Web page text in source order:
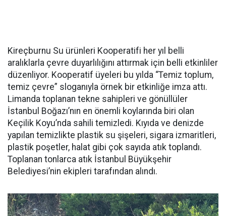
Kireçburnu Su ürünleri Kooperatifi her yıl belli
aralıklarla çevre duyarlılığını attırmak için belli etkinliler
düzenliyor. Kooperatif üyeleri bu yılda “Temiz toplum,
temiz çevre” sloganıyla örnek bir etkinliğe imza attı.
Limanda toplanan tekne sahipleri ve gönüllüler
İstanbul Boğazı’nın en önemli koylarında biri olan
Keçilik Koyu’nda sahili temizledi. Kıyıda ve denizde
yapılan temizlikte plastik su şişeleri, sigara izmaritleri,
plastik poşetler, halat gibi çok sayıda atık toplandı.
Toplanan tonlarca atık İstanbul Büyükşehir
Belediyesi’nin ekipleri tarafından alındı.